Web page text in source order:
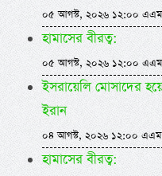
০৫ আগস্ট, ২০২৬ ১২:০০
হামাসের বীরত্ব:
০৫ আগস্ট, ২০২৬ ১২:০০
ইসরায়েলি মোসাদের
ইরান
০৪ আগস্ট, ২০২৬ ১২:০০ এএম,
হামাসের বীরত্ব: